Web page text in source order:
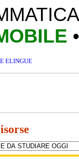
ELINGUE